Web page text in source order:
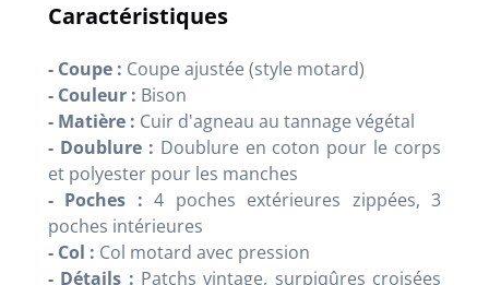
Caractéristiques
- Coupe : Coupe ajustée (style motard)
- Couleur : Bison
- Matière : Cuir d'agneau au tannage végétal
- Doublure : Doublure en coton pour le corps
et polyester pour les manches
- Poches : 4 poches extérieures zippées, 3
poches intérieures
- Col : Col motard avec pression
- Détails : Patchs vintage, surpiqûres croisées